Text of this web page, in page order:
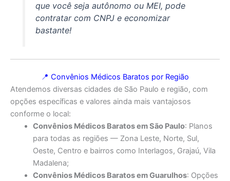
que você seja autônomo ou MEI, pode
contratar com CNPJ e economizar
bastante!
📍 Convênios Médicos Baratos por Região
Atendemos diversas cidades de São Paulo e região, com
opções específicas e valores ainda mais vantajosos
conforme o local:
Convênios Médicos Baratos em São Paulo: Planos
para todas as regiões — Zona Leste, Norte, Sul,
Oeste, Centro e bairros como Interlagos, Grajaú, Vila
Madalena;
Convênios Médicos Baratos em Guarulhos: Opções